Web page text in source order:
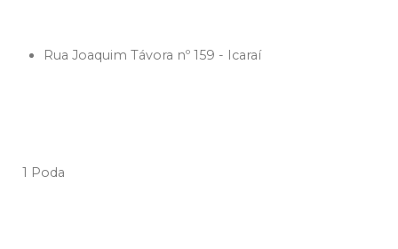
Rua Joaquim Távora nº 159 - Icaraí
1 Poda